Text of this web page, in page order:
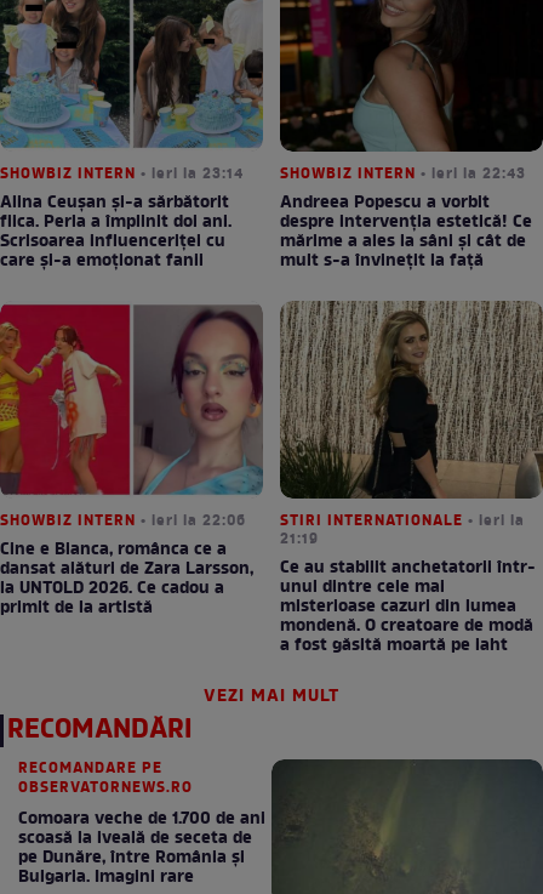
SHOWBIZ INTERN • ieri la 23:14
Alina Ceușan și-a sărbătorit
fiica. Perla a împlinit doi ani.
Scrisoarea influenceriței cu
care și-a emoționat fanii
SHOWBIZ INTERN • ieri la 22:43
Andreea Popescu a vorbit
despre intervenția estetică! Ce
mărime a ales la sâni și cât de
mult s-a învinețit la față
SHOWBIZ INTERN • ieri la 22:06
Cine e Bianca, românca ce a
dansat alături de Zara Larsson,
la UNTOLD 2026. Ce cadou a
primit de la artistă
STIRI INTERNATIONALE • ieri la
21:19
Ce au stabilit anchetatorii într-
unul dintre cele mai
misterioase cazuri din lumea
mondenă. O creatoare de modă
a fost găsită moartă pe iaht
VEZI MAI MULT
RECOMANDĂRI
RECOMANDARE PE
OBSERVATORNEWS.RO
Comoara veche de 1.700 de ani
scoasă la iveală de seceta de
pe Dunăre, între România şi
Bulgaria. Imagini rare